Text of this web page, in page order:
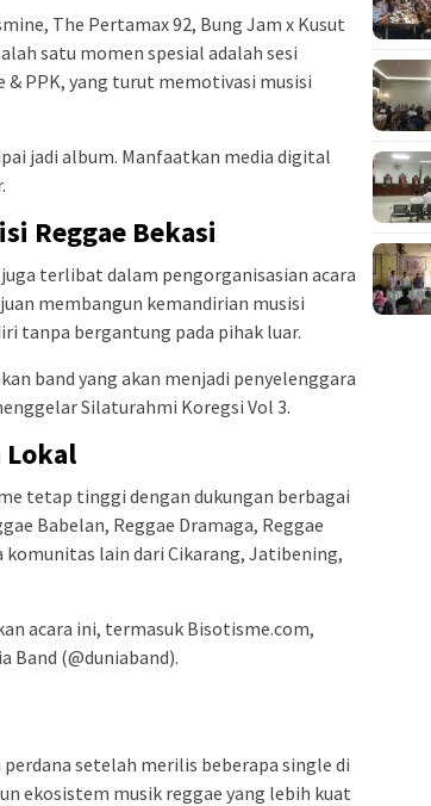
The Pertamax 92, Bung Jam x Kusut
satu momen spesial adalah sesi
PPK, yang turut memotivasi musisi
jadi album. Manfaatkan media digital
Reggae Bekasi
terlibat dalam pengorganisasian acara
membangun kemandirian musisi
tanpa bergantung pada pihak luar.
band yang akan menjadi penyelenggara
Silaturahmi Koregsi Vol 3.
Lokal
tetap tinggi dengan dukungan berbagai
Babelan, Reggae Dramaga, Reggae
komunitas lain dari Cikarang, Jatibening,
acara ini, termasuk Bisotisme.com,
Band (@duniaband).
setelah merilis beberapa single di
ekosistem musik reggae yang lebih kuat